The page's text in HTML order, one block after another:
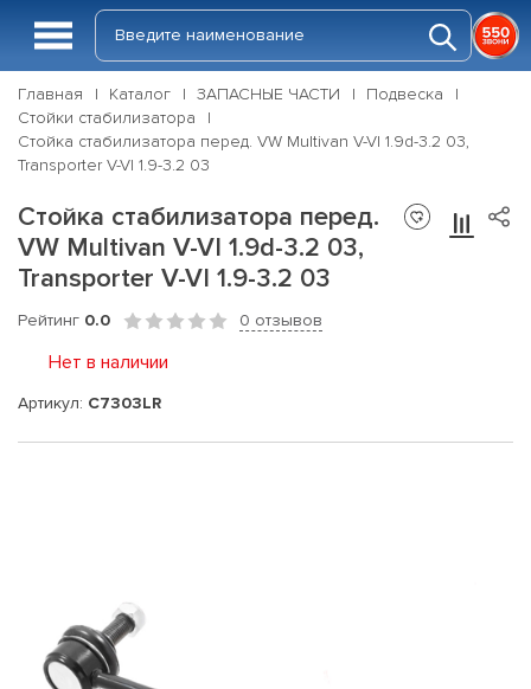
Главная Каталог ЗАПАСНЫЕ ЧАСТИ
Подвеска
Стойки стабилизатора
Стойка стабилизатора перед. VW Multivan V-VI 1.9d-3.2 03,
Transporter V-VI 1.9-3.2 03
Стойка стабилизатора перед.
VW Multivan V-VI 1.9d-3.2 03,
Transporter V-VI 1.9-3.2 03
Рейтинг 0.0 0 отзывов
Нет в наличии
Артикул: C7303LR